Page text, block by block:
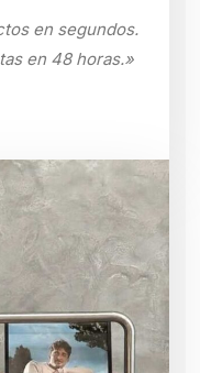
en segundos.
en 48 horas.»